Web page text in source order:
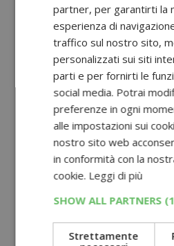
partner, per garantirti la
esperienza di
traffico sul nostro sito,
personalizzati sui siti
parti e per fornirti le
social media. Potrai
preferenze in ogni
alle impostazioni sui
nostro sito web
in conformità con la
cookie. Leggi di più
SHOW ALL PARTNERS
Strettamente